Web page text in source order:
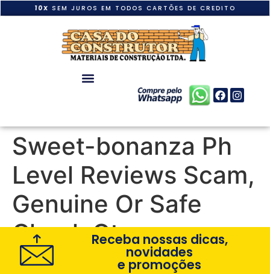
10X SEM JUROS EM TODOS CARTÕES DE CREDITO
Sweet-bonanza Ph
Level Reviews Scam,
Genuine Or Safe
Check GtsReceba nossas dicas,
novidades
e promoções